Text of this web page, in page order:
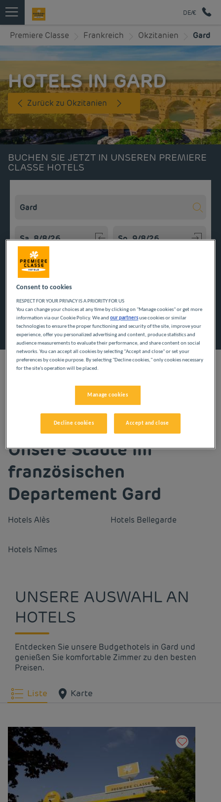
DE/€
Premiere Classe Frankreich Okzitanien Gard
HOTELS IN GARD
Zurück zu Okzitanien
BUCHEN SIE JETZT IN UNSEREN PREMIERE
CLASSE HOTELS
Navigate forward to interact with the calendar and select
Finden Sie ein Hotel
Spezialcode hinzufügen
Nutzen Sie unsere Budgethotels und entdecken Sie das
Unsere Städte im
französischen
Departement Gard
Hotels Alès Hotels Bellegarde
Hotels Nîmes
UNSERE AUSWAHL AN
HOTELS
Entdecken Sie unsere Budgethotels in Gard und
genießen Sie komfortable Zimmer zu den besten
Preisen.
Liste Karte
Consent to cookies
RESPECT FOR YOUR PRIVACY IS A PRIORITY FOR US
You can change your choices at any time by clicking on "Manage cookies" or get more
information via our Cookie Policy. We andour partnersuse cookies or similar
technologies to ensure the proper functioning and security of the site, improve your
experience, offer you personalized advertising and content, produce statistics and
audience measurements to evaluate their performance, and share content on social
networks. You can accept all cookies by selecting "Accept and close" or set your
preferences by cookie purpose. By selecting "Decline cookies," only cookies necessary
for the site's operation will be placed.
Manage cookies
Decline cookies Accept and close